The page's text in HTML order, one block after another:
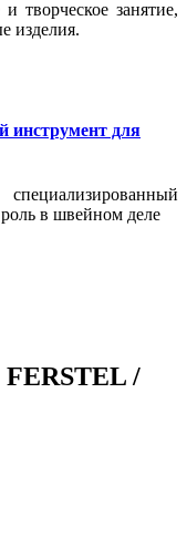
творческое занятие,
изделия.
инструмент для
в швейном деле
FERSTEL /